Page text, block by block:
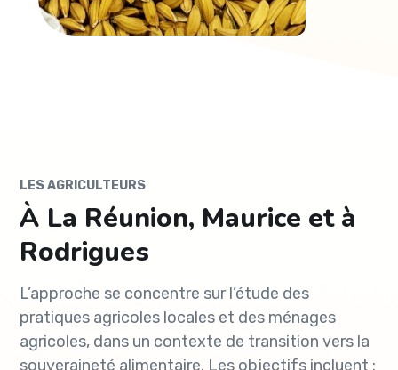
LES AGRICULTEURS
À La Réunion, Maurice et à
Rodrigues
L’approche se concentre sur l’étude des
pratiques agricoles locales et des ménages
agricoles, dans un contexte de transition vers la
souveraineté alimentaire. Les objectifs incluent :